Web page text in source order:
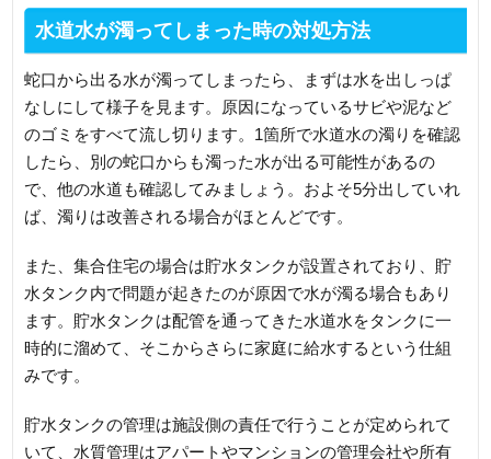
水道水が濁ってしまった時の対処方法
蛇口から出る水が濁ってしまったら、まずは水を出しっぱ
なしにして様子を見ます。原因になっているサビや泥など
のゴミをすべて流し切ります。1箇所で水道水の濁りを確認
したら、別の蛇口からも濁った水が出る可能性があるの
で、他の水道も確認してみましょう。およそ5分出していれ
ば、濁りは改善される場合がほとんどです。
また、集合住宅の場合は貯水タンクが設置されており、貯
水タンク内で問題が起きたのが原因で水が濁る場合もあり
ます。貯水タンクは配管を通ってきた水道水をタンクに一
時的に溜めて、そこからさらに家庭に給水するという仕組
みです。
貯水タンクの管理は施設側の責任で行うことが定められて
いて、水質管理はアパートやマンションの管理会社や所有